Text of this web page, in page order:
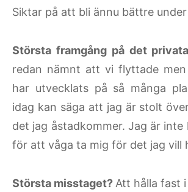
Siktar på att bli ännu bättre
Största framgång på det
redan nämnt att vi flyttade
har utvecklats på så många
idag kan säga att jag är stolt
det jag åstadkommer. Jag är inte
för att våga ta mig för det jag vill
Största misstaget? Att hålla fast